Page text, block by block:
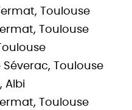
Toulouse
Toulouse
Séverac, Toulouse
Albi
Toulouse